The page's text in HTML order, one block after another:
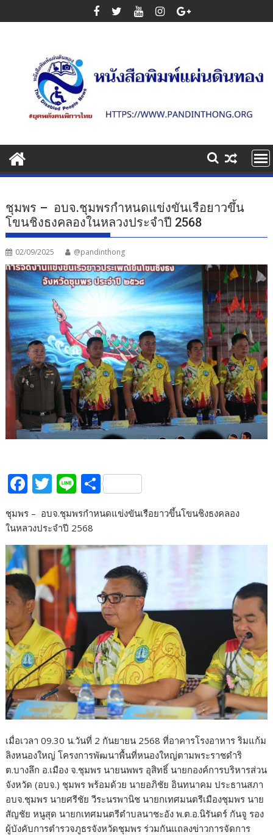
to
ชุมพร – อบจ.ชุมพรกำหนดแข่งขันเรือยาวขึ้น
โขนชิงธงคลองในหลวงประจำปี 2568
02/09/2025 @pandinthong
F
e
b
o
o
k
T
itt
er
Li
n
e
S
ar
e
ชุมพร – อบจ.ชุมพรกำหนดแข่งขันเรือยาวขึ้นโขนชิงธงคลอง
ในหลวงประจำปี 2568
เมื่อเวลา 09.30 น.วันที่ 2 กันยายน 2568 ที่อาคารโรงอาหาร ริมแก้ม
ลิงหนองใหญ่ โครงการพัฒนาพื้นที่หนองใหญ่ตามพระราชดำริ
ต.บางลึก อ.เมือง จ.ชุมพร นายนพพร อุสิทธิ์ นายกองค์การบริหารส่วน
จังหวัด (อบจ.) ชุมพร พร้อมด้วย นายอภิชัย อินทนาคม ประธานสภา
อบจ.ชุมพร นายศรีชัย วีระนรพานิช นายกเทศมนตรีเมืองชุมพร นาย
สัญชัย หนูสุด นายกเทศมนตรีตำบลนาชะอัง พ.ต.อ.นิรันดร์ กันจู รอง
ผู้บังคับการตำรวจภูธรจังหวัดชุมพร ร่วมกันแถลงข่าวการจัดการ